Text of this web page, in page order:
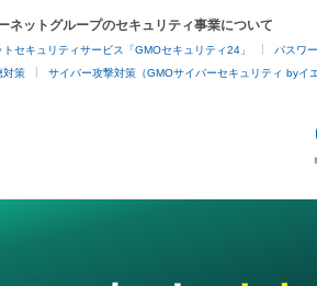
ネットグループのセキュリティ事業について
セキュリティサービス「GMOセキュリティ24」 パスワ
対策 サイバー攻撃対策（GMOサイバーセキュリティ byイエ